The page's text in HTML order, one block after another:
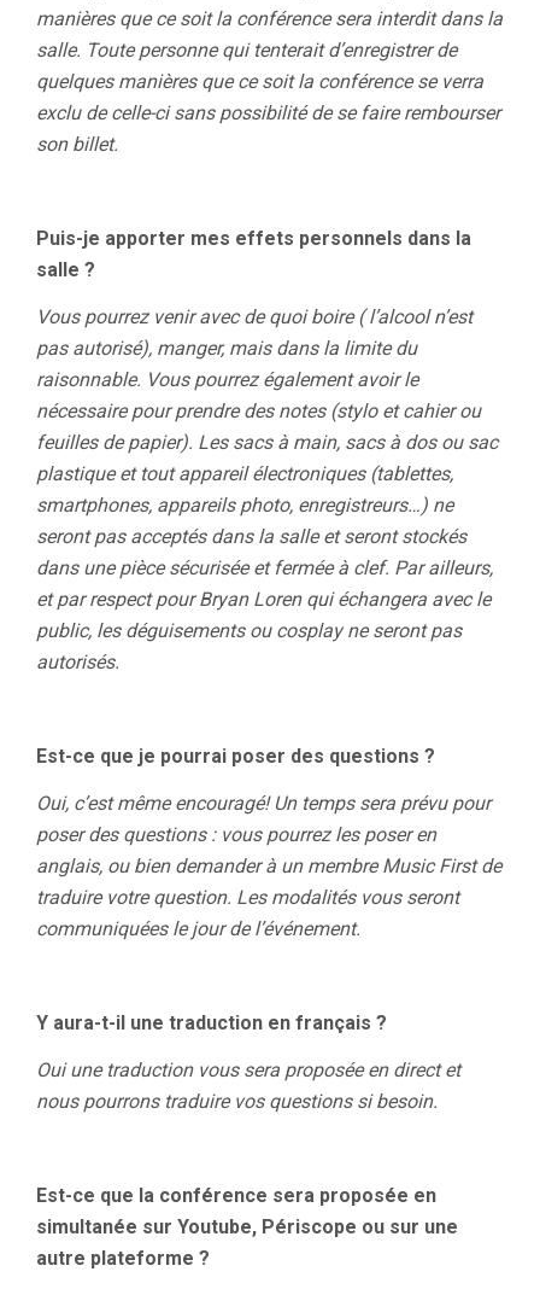
manières que ce soit la conférence sera interdit dans la
salle. Toute personne qui tenterait d’enregistrer de
quelques manières que ce soit la conférence se verra
exclu de celle-ci sans possibilité de se faire rembourser
son billet.
Puis-je apporter mes effets personnels dans la
salle ?
Vous pourrez venir avec de quoi boire ( l’alcool n’est
pas autorisé), manger, mais dans la limite du
raisonnable. Vous pourrez également avoir le
nécessaire pour prendre des notes (stylo et cahier ou
feuilles de papier). Les sacs à main, sacs à dos ou sac
plastique et tout appareil électroniques (tablettes,
smartphones, appareils photo, enregistreurs…) ne
seront pas acceptés dans la salle et seront stockés
dans une pièce sécurisée et fermée à clef. Par ailleurs,
et par respect pour Bryan Loren qui échangera avec le
public, les déguisements ou cosplay ne seront pas
autorisés.
Est-ce que je pourrai poser des questions ?
Oui, c’est même encouragé! Un temps sera prévu pour
poser des questions : vous pourrez les poser en
anglais, ou bien demander à un membre Music First de
traduire votre question. Les modalités vous seront
communiquées le jour de l’événement.
Y aura-t-il une traduction en français ?
Oui une traduction vous sera proposée en direct et
nous pourrons traduire vos questions si besoin.
Est-ce que la conférence sera proposée en
simultanée sur Youtube, Périscope ou sur une
autre plateforme ?